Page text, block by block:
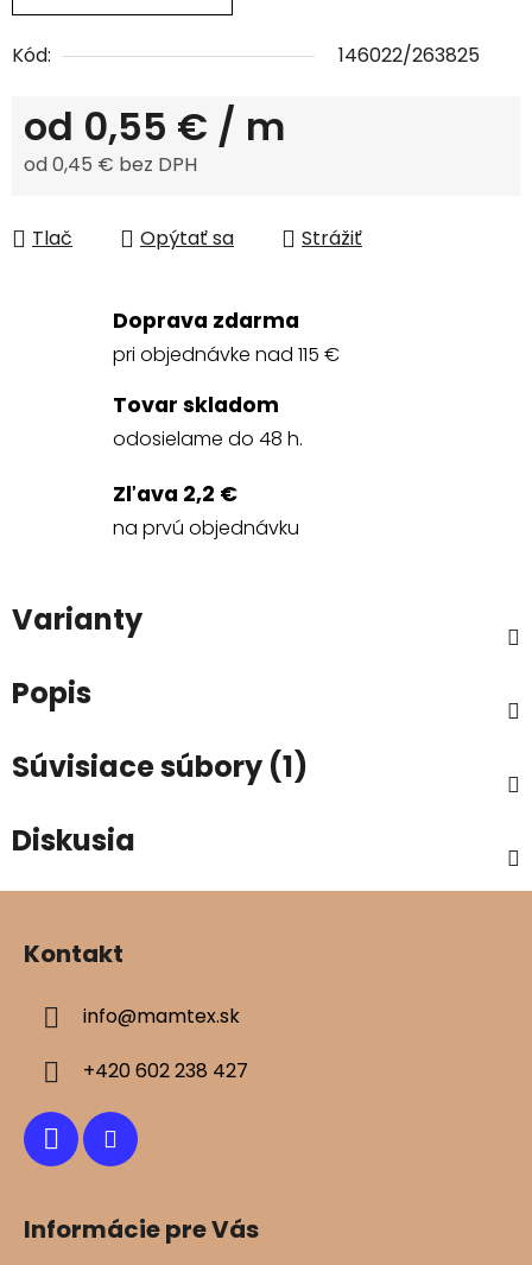
Kód: 146022/263825
od 0,55 € / m
od0,45 € bez DPH
Tlač
Opýtať sa Strážiť
Doprava zdarma
pri objednávke nad 115 €
Tovar skladom
odosielame do 48 h.
Zľava 2,2 €
na prvú objednávku
Varianty
Popis
Súvisiace súbory (1)
Diskusia
Kontakt
info@mamtex.sk
+420 602 238 427
Informácie pre Vás